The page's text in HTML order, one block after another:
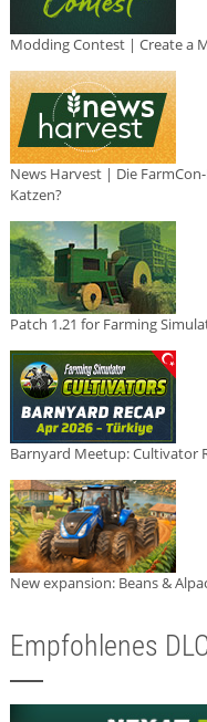
Modding Contest | Create a
News Harvest | Die
Katzen?
Patch 1.21 for Farming
Barnyard Meetup: Cultivator
New expansion: Beans &
Empfohlenes